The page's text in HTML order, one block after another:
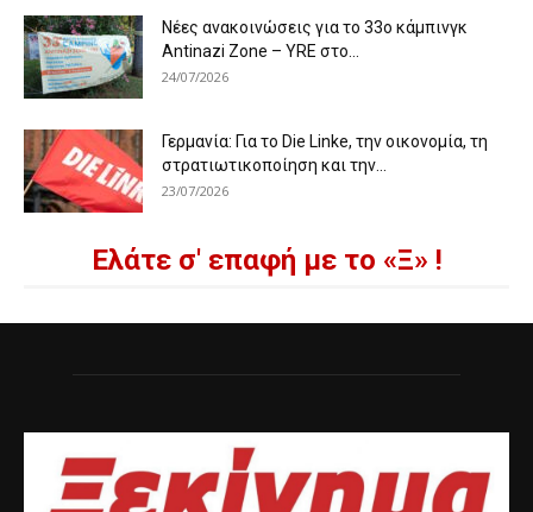
Νέες ανακοινώσεις για το 33ο κάμπινγκ
Antinazi Zone – YRE στο...
24/07/2026
Γερμανία: Για το Die Linke, την οικονομία, τη
στρατιωτικοποίηση και την...
23/07/2026
Ελάτε σ' επαφή με το «Ξ» !